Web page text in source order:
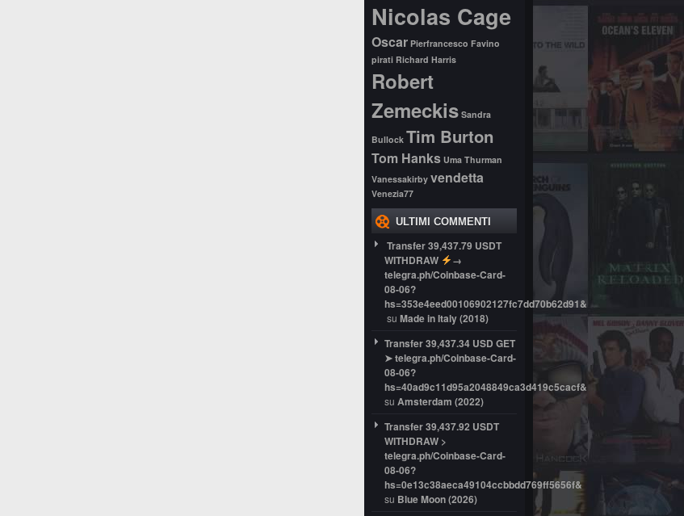
Nicolas Cage
Oscar Pierfrancesco Favino
pirati Richard Harris
Robert
Zemeckis Sandra
Bullock Tim Burton
Tom Hanks Uma Thurman
Vanessakirby vendetta
Venezia77
ULTIMI COMMENTI
Transfer 39,437.79 USDT
WITHDRAW
→
telegra.ph/Coinbase-Card-
08-06?
hs=353e4eed00106902127fc7dd70b62d91&
su Made in Italy (2018)
Transfer 39,437.34 USD GET
➤ telegra.ph/Coinbase-Card-
08-06?
hs=40ad9c11d95a2048849ca3d419c5cacf&
su Amsterdam (2022)
Transfer 39,437.92 USDT
WITHDRAW >
telegra.ph/Coinbase-Card-
08-06?
hs=0e13c38aeca49104ccbbdd769ff5656f&
su Blue Moon (2026)